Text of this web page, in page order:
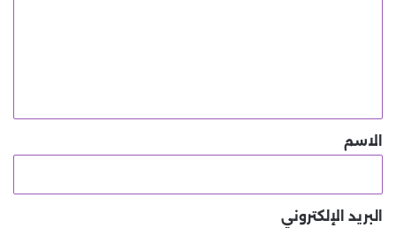
*الاسم
البريد الإلكتروني